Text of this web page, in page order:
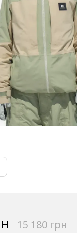
15 180 грн